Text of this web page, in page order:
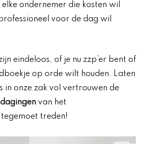
ondernemer die kosten wil
voor de dag wil
eindeloos, of je nu zzp’er bent of
op orde wilt houden. Laten
in onze zak vol vertrouwen de
van het
treden!